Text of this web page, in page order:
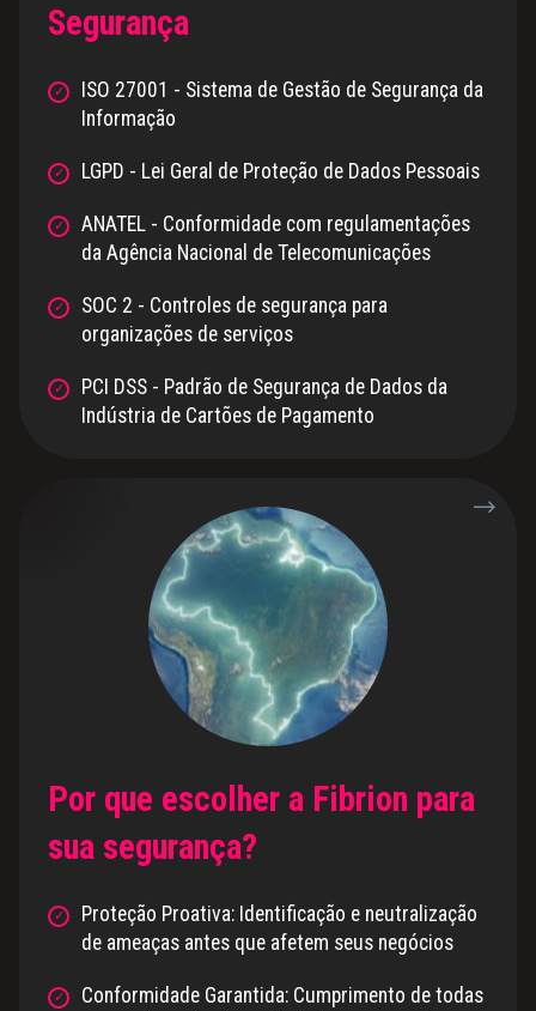
Segurança
ISO 27001 - Sistema de Gestão de Segurança da
Informação
LGPD - Lei Geral de Proteção de Dados Pessoais
ANATEL - Conformidade com regulamentações
da Agência Nacional de Telecomunicações
SOC 2 - Controles de segurança para
organizações de serviços
PCI DSS - Padrão de Segurança de Dados da
Indústria de Cartões de Pagamento
Por que escolher a Fibrion para
sua segurança?
Proteção Proativa: Identificação e neutralização
de ameaças antes que afetem seus negócios
Conformidade Garantida: Cumprimento de todas